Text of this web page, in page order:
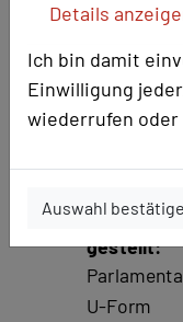
Details
Ich bin damit
Einwilligung
wiederrufen oder
Auswahl
Kapazität
gestellt:
U-Form